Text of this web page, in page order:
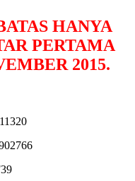
HANYA
PERTAMA
2015.